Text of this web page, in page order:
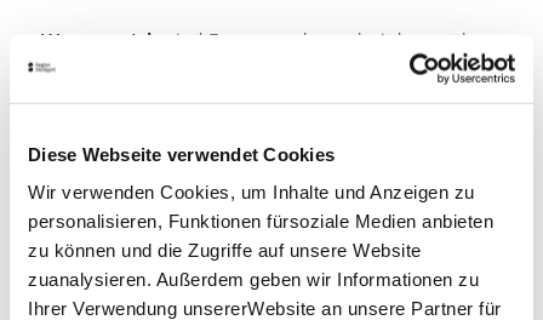
Diese Webseite verwendet Cookies
Wir verwenden Cookies, um Inhalte und Anzeigen zu
personalisieren, Funktionen fürsoziale Medien anbieten
zu können und die Zugriffe auf unsere Website
zuanalysieren. Außerdem geben wir Informationen zu
Ihrer Verwendung unsererWebsite an unsere Partner für
Wasserspiele
sind Brunnenanlagen, bei denen über
eine Wasservorhaltekammer das Brunnenwasser per
Umwälzpumpe im Kreis bewegt wird. Dieses Wasser,
geeignet.
Lage & Kontakt
Garten-, Friedhofs- und Forstamt
Heumadener Straße 110
70329 Stuttgart